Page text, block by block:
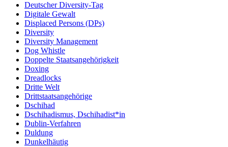
Deutscher Diversity-Tag
Digitale Gewalt
Displaced Persons (DPs)
Diversity
Diversity Management
Dog Whistle
Doppelte Staatsangehörigkeit
Doxing
Dreadlocks
Dritte Welt
Drittstaatsangehörige
Dschihad
Dschihadismus, Dschihadist*in
Dublin-Verfahren
Duldung
Dunkelhäutig